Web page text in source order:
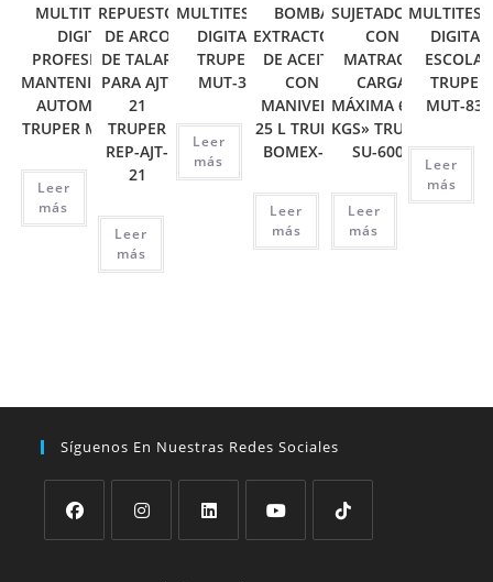
MULTITESTER
DIGITAL
PROFESIONAL,
MANTENIMIENTO
AUTOMOTRIZ
TRUPER MUT-105
Leer
más
REPUESTO
DE ARCO
DE TALAR
PARA AJT-
21
TRUPER
REP-AJT-
21
Leer
más
MULTITESTER
DIGITAL
TRUPER
MUT-33
Leer
más
BOMBA
EXTRACTORA
DE ACEITE,
CON
MANIVELA,
25 L TRUPER
BOMEX-25
Leer
más
SUJETADORES
CON
MATRACA,
CARGA
MÁXIMA 6000
KGS» TRUPER
SU-6000
Leer
más
DIGITAL
ESCOLAR
TRUPER
MUT-830
Leer
más
Síguenos En Nuestras Redes Sociales